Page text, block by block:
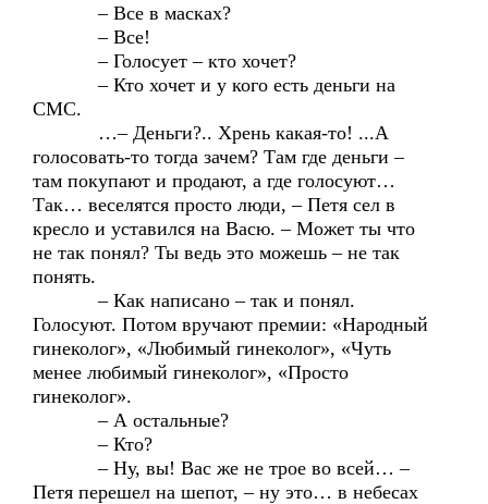
– Все в масках?
– Все!
– Голосует – кто хочет?
– Кто хочет и у кого есть деньги на
СМС.
…– Деньги?.. Хрень какая-то! ...А
голосовать-то тогда зачем? Там где деньги –
там покупают и продают, а где голосуют…
Так… веселятся просто люди, – Петя сел в
кресло и уставился на Васю. – Может ты что
не так понял? Ты ведь это можешь – не так
понять.
– Как написано – так и понял.
Голосуют. Потом вручают премии: «Народный
гинеколог», «Любимый гинеколог», «Чуть
менее любимый гинеколог», «Просто
гинеколог».
– А остальные?
– Кто?
– Ну, вы! Вас же не трое во всей… –
Петя перешел на шепот, – ну это… в небесах